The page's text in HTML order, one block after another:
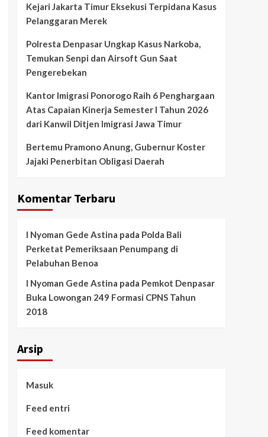
Kejari Jakarta Timur Eksekusi Terpidana Kasus
Pelanggaran Merek
Polresta Denpasar Ungkap Kasus Narkoba,
Temukan Senpi dan Airsoft Gun Saat
Pengerebekan
Kantor Imigrasi Ponorogo Raih 6 Penghargaan
Atas Capaian Kinerja Semester I Tahun 2026
dari Kanwil Ditjen Imigrasi Jawa Timur
Bertemu Pramono Anung, Gubernur Koster
Jajaki Penerbitan Obligasi Daerah
Komentar Terbaru
I Nyoman Gede Astina pada Polda Bali
Perketat Pemeriksaan Penumpang di
Pelabuhan Benoa
I Nyoman Gede Astina pada Pemkot Denpasar
Buka Lowongan 249 Formasi CPNS Tahun
2018
Arsip
Masuk
Feed entri
Feed komentar